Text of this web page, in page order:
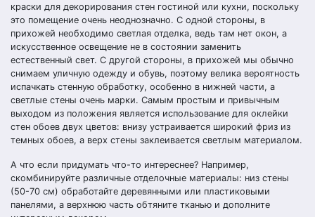
краски для декорирования стен гостиной или кухни, поскольку
это помещение очень неоднозначно. С одной стороны, в
прихожей необходимо светлая отделка, ведь там нет окон, а
искусственное освещение не в состоянии заменить
естественный свет. С другой стороны, в прихожей мы обычно
снимаем уличную одежду и обувь, поэтому велика вероятность
испачкать стенную обработку, особенно в нижней части, а
светлые стены очень марки. Самым простым и привычным
выходом из положения является использование для оклейки
стен обоев двух цветов: внизу устраивается широкий фриз из
темных обоев, а верх стены заклеивается светлым материалом.
А что если придумать что-то интереснее? Например,
скомбинируйте различные отделочные материалы: низ стены
(50-70 см) обработайте деревянными или пластиковыми
панелями, а верхнюю часть обтяните тканью и дополните